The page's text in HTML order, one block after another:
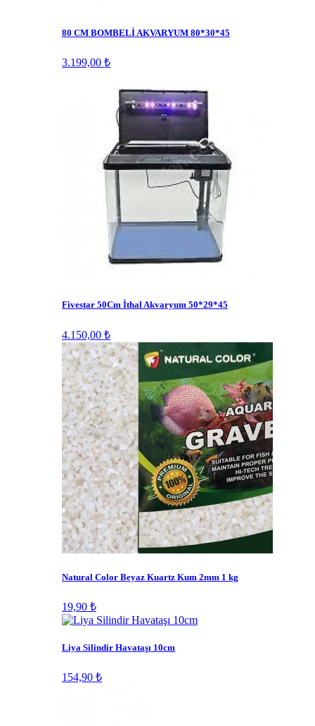
80 CM BOMBELİ AKVARYUM 80*30*45
3.199,00 ₺
Fivestar 50Cm İthal Akvaryum 50*29*45
4.150,00 ₺
Natural Color Beyaz Kuartz Kum 2mm 1 kg
19,90 ₺
Liya Silindir Havataşı 10cm
154,90 ₺